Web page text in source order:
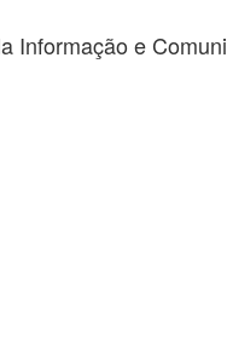
Informação e